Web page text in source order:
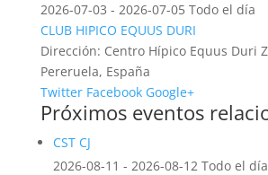
2026-07-03 - 2026-07-05 Todo el día
CLUB HIPICO EQUUS DURI
Dirección: Centro Hípico Equus Duri
Pereruela, España
Twitter Facebook Google+
Próximos eventos
CST CJ
2026-08-11 - 2026-08-12 Todo el día